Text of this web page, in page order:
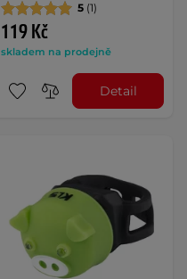
5 (1)
119 Kč
skladem na prodejně
Detail